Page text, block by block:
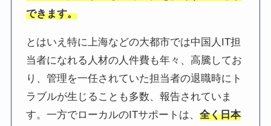
できます。
とはいえ特に上海などの大都市では中国人IT担
当者になれる人材の人件費も年々、高騰してお
り、管理を一任されていた担当者の退職時にト
ラブルが生じることも多数、報告されていま
す。一方でローカルのITサポートは、全く日本